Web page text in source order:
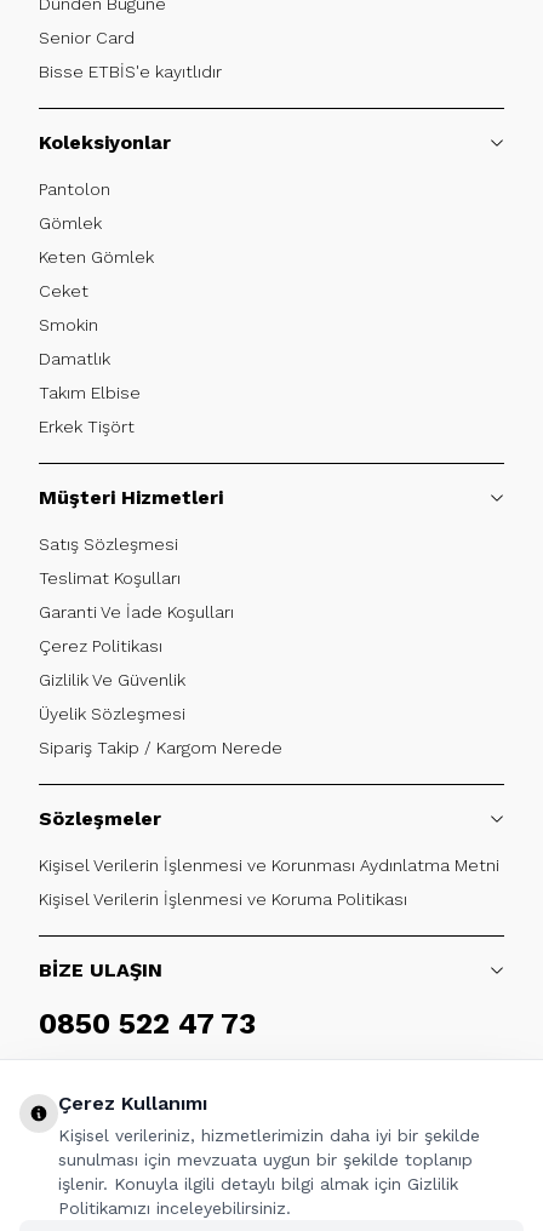
Senior Card
Bisse ETBİS'e kayıtlıdır
Koleksiyonlar
Pantolon
Gömlek
Keten Gömlek
Ceket
Smokin
Damatlık
Takım Elbise
Erkek Tişört
Müşteri Hizmetleri
Satış Sözleşmesi
Teslimat Koşulları
Garanti Ve İade Koşulları
Çerez Politikası
Gizlilik Ve Güvenlik
Üyelik Sözleşmesi
Sipariş Takip / Kargom Nerede
Sözleşmeler
Kişisel Verilerin İşlenmesi ve Korunması Aydınlatma Metni
Kişisel Verilerin İşlenmesi ve Koruma Politikası
BİZE ULAŞIN
0850 522 47 73
Haftaiçi 09:00 - 17:30
TAKİP ET
Çerez Kullanımı
Kişisel verileriniz, hizmetlerimizin daha iyi bir şekilde
sunulması için mevzuata uygun bir şekilde toplanıp
işlenir. Konuyla ilgili detaylı bilgi almak için Gizlilik
Politikamızı inceleyebilirsiniz.